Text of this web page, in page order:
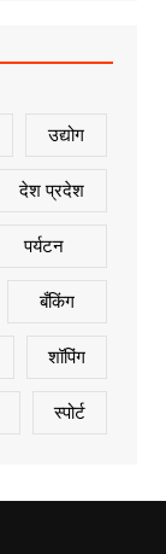
उद्योग
देश प्रदेश
पर्यटन
बँकिंग
शॉपिंग
स्पोर्ट